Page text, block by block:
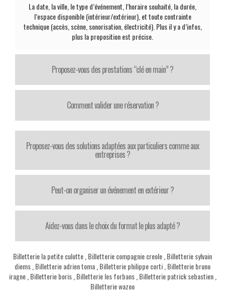
La date, la ville, le type d’événement, l’horaire souhaité, la durée,
l’espace disponible (intérieur/extérieur), et toute contrainte
technique (accès, scène, sonorisation, électricité). Plus il y a d’infos,
plus la proposition est précise.
Proposez-vous des prestations “clé en main” ?
Comment valider une réservation ?
Proposez-vous des solutions adaptées aux particuliers comme aux
entreprises ?
Peut-on organiser un événement en extérieur ?
Aidez-vous dans le choix du format le plus adapté ?
Billetterie la petite culotte Billetterie compagnie creole Billetterie sylvain
diems Billetterie adrien toma Billetterie philippe corti Billetterie bruno
iragne, Billetterie boris, Billetterie les forbans, Billetterie patrick sebastien,
Billetterie wazoo